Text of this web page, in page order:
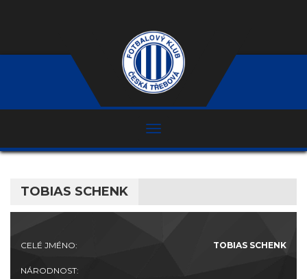
TOBIAS SCHENK
CELÉ JMÉNO: TOBIAS SCHENK
NÁRODNOST: